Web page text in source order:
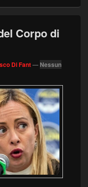
Corpo di
Di Fant— Nessun